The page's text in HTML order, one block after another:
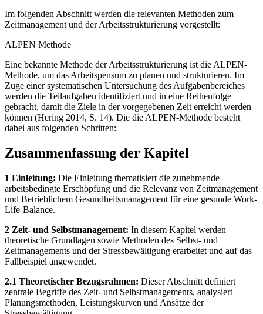
Im folgenden Abschnitt werden die relevanten Methoden zum
Zeitmanagement und der Arbeitsstrukturierung vorgestellt:
ALPEN Methode
Eine bekannte Methode der Arbeitsstrukturierung ist die ALPEN-
Methode, um das Arbeitspensum zu planen und strukturieren. Im
Zuge einer systematischen Untersuchung des Aufgabenbereiches
werden die Teilaufgaben identifiziert und in eine Reihenfolge
gebracht, damit die Ziele in der vorgegebenen Zeit erreicht werden
können (Hering 2014, S. 14). Die die ALPEN-Methode besteht
dabei aus folgenden Schritten:
Zusammenfassung der Kapitel
1 Einleitung: Die Einleitung thematisiert die zunehmende
arbeitsbedingte Erschöpfung und die Relevanz von Zeitmanagement
und Betrieblichem Gesundheitsmanagement für eine gesunde Work-
Life-Balance.
2 Zeit- und Selbstmanagement: In diesem Kapitel werden
theoretische Grundlagen sowie Methoden des Selbst- und
Zeitmanagements und der Stressbewältigung erarbeitet und auf das
Fallbeispiel angewendet.
2.1 Theoretischer Bezugsrahmen: Dieser Abschnitt definiert
zentrale Begriffe des Zeit- und Selbstmanagements, analysiert
Planungsmethoden, Leistungskurven und Ansätze der